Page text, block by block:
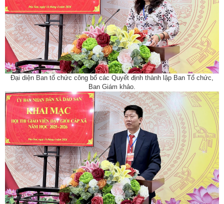
Đại diện Ban tổ chức công bố các Quyết định thành lập Ban Tổ chức,
Ban Giám khảo.